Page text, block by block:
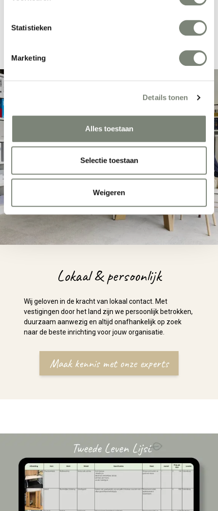
Statistieken
Marketing
Details tonen
Alles toestaan
Selectie toestaan
Weigeren
het combineren van bestaande elementen tot een verrassend nieuw
een tweede leven. We combineren deze keuzes met slimme logistiek en
een scherp oog voor functionaliteit en beleving.
Lokaal & persoonlijk
Wij geloven in de kracht van lokaal contact. Met
vestigingen door het land zijn we persoonlijk betrokken,
duurzaam aanwezig en altijd onafhankelijk op zoek
naar de beste inrichting voor jouw organisatie.
Maak kennis met onze experts